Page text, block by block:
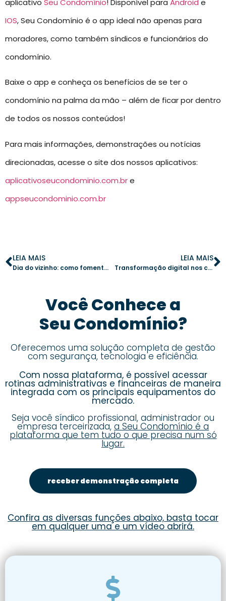
aplicativo Seu Condomínio! Disponível para Android e
IOS, Seu Condomínio é o app ideal não apenas para
moradores, como também síndicos e funcionários do
condomínio.
Baixe o app e conheça os benefícios de se ter o
condomínio na palma da mão – além de ficar por dentro
de todos os nossos conteúdos!
Para mais informações, demonstrações ou notícias
direcionadas, acesse o site dos nossos aplicativos:
aplicativoseucondominio.com.bre
appseucondominio.com.br
LEIA MAIS
Dia do vizinho: como fomentar a boa convivência no condomínio
LEIA MAIS
Transformação digital nos condomínios: tecnologias que já fazem parte do futuro
Você Conhece a
Seu Condomínio?
Oferecemos uma solução completa de gestão
com segurança, tecnologia e eficiência.
Com nossa plataforma, é possível acessar
rotinas administrativas e financeiras de maneira
integrada com os principais equipamentos do
mercado.
Seja você síndico profissional, administrador ou
empresa terceirizada, a Seu Condomínio é a
plataforma que tem tudo o que precisa num só
lugar.
receber demonstração completa
Confira as diversas funções abaixo, basta tocar
em qualquer uma e um vídeo abrirá.